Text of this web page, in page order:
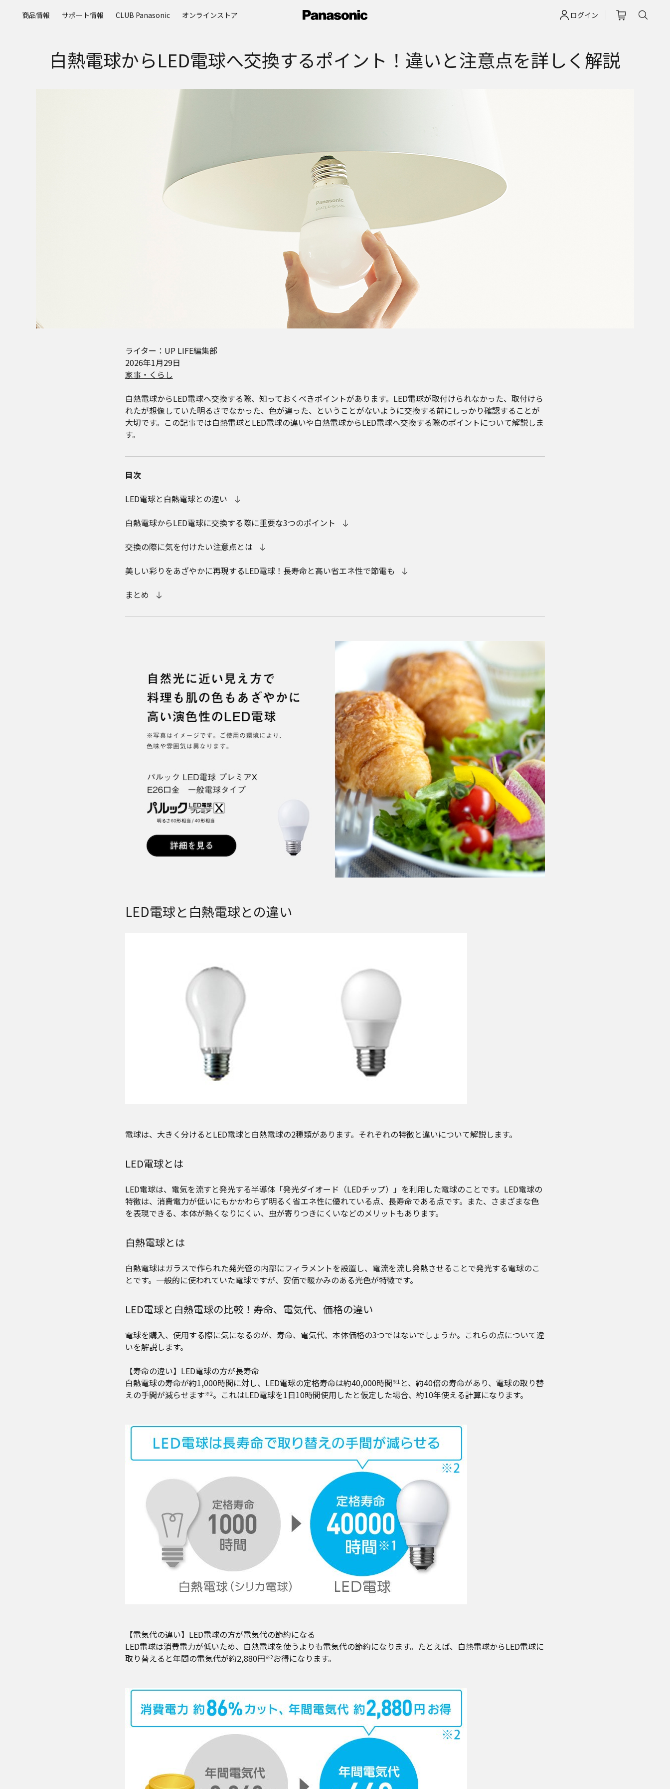
ログイン
商品情報 サポート情報 CLUB Panasonic オンラインストア
白熱電球からLED電球へ交換するポイント！違いと注意点を詳しく解説
ライター：UP LIFE編集部
2026年1月29日
家事・くらし
白熱電球からLED電球へ交換する際、知っておくべきポイントがあります。LED電球が取付けられなかった、取付けら
れたが想像していた明るさでなかった、色が違った、ということがないように交換する前にしっかり確認することが
大切です。この記事では白熱電球とLED電球の違いや白熱電球からLED電球へ交換する際のポイントについて解説しま
す。
目次
LED電球と白熱電球との違い
白熱電球からLED電球に交換する際に重要な3つのポイント
交換の際に気を付けたい注意点とは
美しい彩りをあざやかに再現するLED電球！長寿命と高い省エネ性で節電も
まとめ
LED電球と白熱電球との違い
電球は、大きく分けるとLED電球と白熱電球の2種類があります。それぞれの特徴と違いについて解説します。
LED電球とは
LED電球は、電気を流すと発光する半導体「発光ダイオード（LEDチップ）」を利用した電球のことです。LED電球の
特徴は、消費電力が低いにもかかわらず明るく省エネ性に優れている点、長寿命である点です。また、さまざまな色
を表現できる、本体が熱くなりにくい、虫が寄りつきにくいなどのメリットもあります。
白熱電球とは
白熱電球はガラスで作られた発光管の内部にフィラメントを設置し、電流を流し発熱させることで発光する電球のこ
とです。一般的に使われていた電球ですが、安価で暖かみのある光色が特徴です。
LED電球と白熱電球の比較！寿命、電気代、価格の違い
電球を購入、使用する際に気になるのが、寿命、電気代、本体価格の3つではないでしょうか。これらの点について違
いを解説します。
【寿命の違い】LED電球の方が長寿命
白熱電球の寿命が約1,000時間に対し、LED電球の定格寿命は約40,000時間※1 と、約40倍の寿命があり、電球の取り替
えの手間が減らせます※2。これはLED電球を1日10時間使用したと仮定した場合、約10年使える計算になります。
【電気代の違い】LED電球の方が電気代の節約になる
LED電球は消費電力が低いため、白熱電球を使うよりも電気代の節約になります。たとえば、白熱電球からLED電球に
取り替えると年間の電気代が約2,880円※2お得になります。